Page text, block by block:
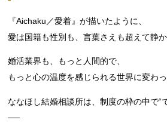
『Aichaku／愛着』が描いたように、
愛は国籍も性別も、言葉さえも超えて静か
婚活業界も、もっと人間的で、
もっと心の温度を感じられる世界に変わ
ななほし結婚相談所は、制度の枠の中で“
──